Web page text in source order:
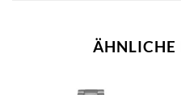
ÄHNLICHE